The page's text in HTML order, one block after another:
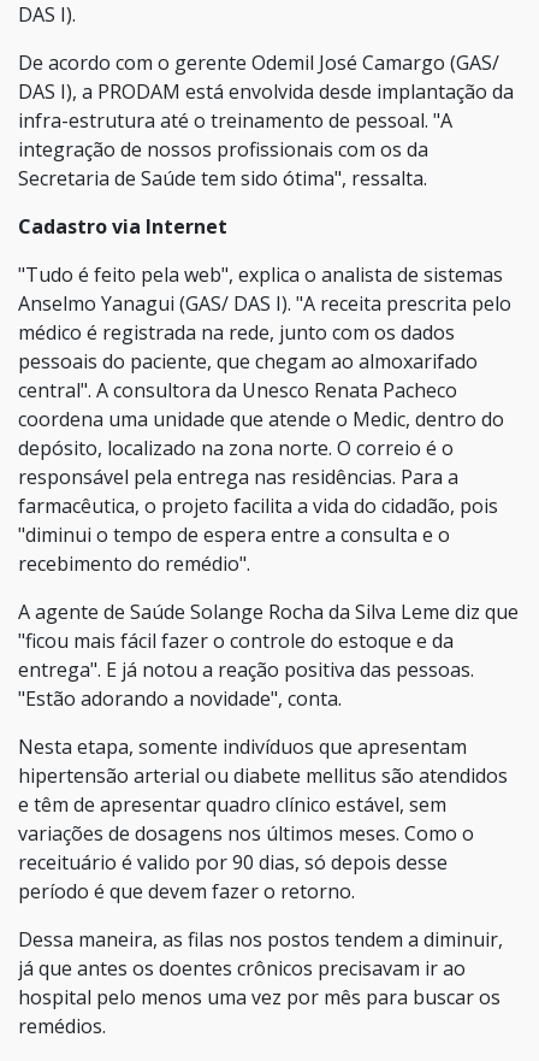
DAS I).
De acordo com o gerente Odemil José Camargo (GAS/
DAS I), a PRODAM está envolvida desde implantação da
infra-estrutura até o treinamento de pessoal. "A
integração de nossos profissionais com os da
Secretaria de Saúde tem sido ótima", ressalta.
Cadastro via Internet
"Tudo é feito pela web", explica o analista de sistemas
Anselmo Yanagui (GAS/ DAS I). "A receita prescrita pelo
médico é registrada na rede, junto com os dados
pessoais do paciente, que chegam ao almoxarifado
central". A consultora da Unesco Renata Pacheco
coordena uma unidade que atende o Medic, dentro do
depósito, localizado na zona norte. O correio é o
responsável pela entrega nas residências. Para a
farmacêutica, o projeto facilita a vida do cidadão, pois
"diminui o tempo de espera entre a consulta e o
recebimento do remédio".
A agente de Saúde Solange Rocha da Silva Leme diz que
"ficou mais fácil fazer o controle do estoque e da
entrega". E já notou a reação positiva das pessoas.
"Estão adorando a novidade", conta.
Nesta etapa, somente indivíduos que apresentam
hipertensão arterial ou diabete mellitus são atendidos
e têm de apresentar quadro clínico estável, sem
variações de dosagens nos últimos meses. Como o
receituário é valido por 90 dias, só depois desse
período é que devem fazer o retorno.
Dessa maneira, as filas nos postos tendem a diminuir,
já que antes os doentes crônicos precisavam ir ao
hospital pelo menos uma vez por mês para buscar os
remédios.